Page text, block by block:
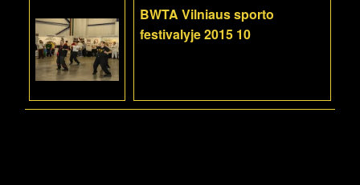
BWTA Vilniaus sporto
festivalyje 2015 10